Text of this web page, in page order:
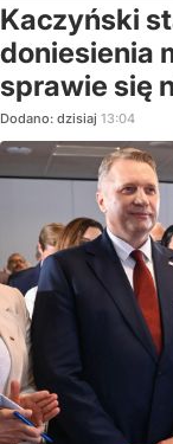
Kaczyński
doniesienia
sprawie się
Dodano: dzisiaj 13:04